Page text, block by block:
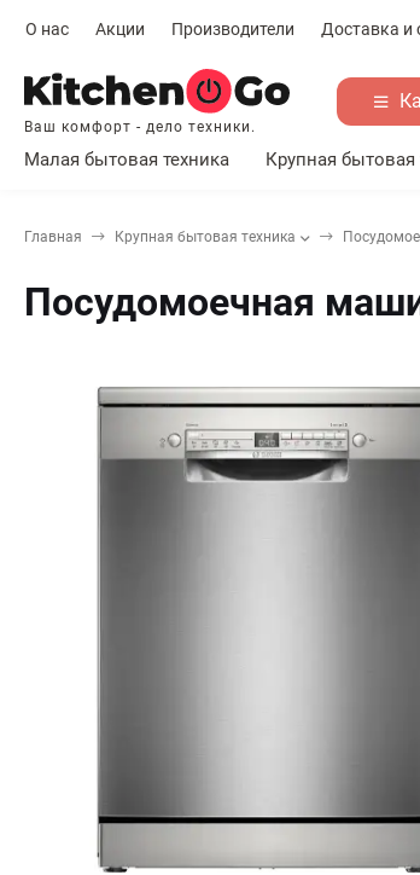
О нас Акции Производители Доставка и
Ваш комфорт - дело техники.
Малая бытовая техника Крупная бытовая
Главная Крупная бытовая техника
Посудомоечная